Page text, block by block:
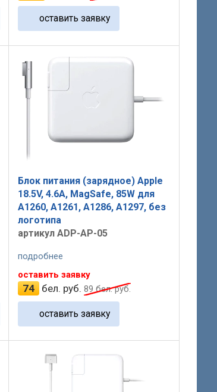
оставить заявку
Блок питания (зарядное) Apple
18.5V, 4.6A, MagSafe, 85W для
A1260, A1261, A1286, A1297, без
логотипа
артикул ADP-AP-05
подробнее
оставить заявку
74 бел. руб. 89бел. руб.
оставить заявку